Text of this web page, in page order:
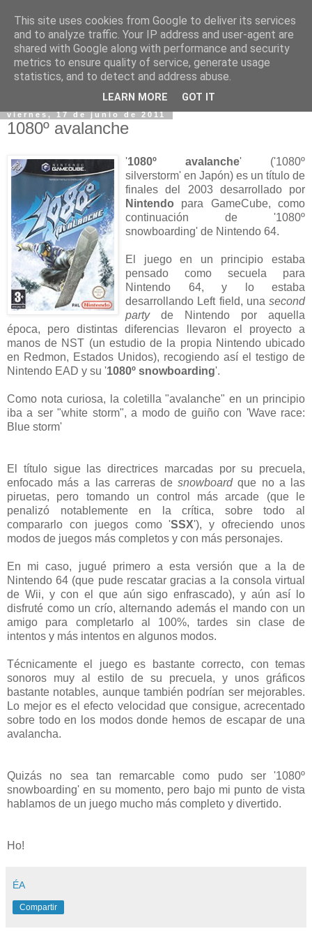
viernes, 17 de junio de 2011
1080º avalanche
'1080º avalanche' ('1080º
silverstorm' en Japón) es un título de
finales del 2003 desarrollado por
Nintendo para GameCube, como
continuación de '1080º
snowboarding' de Nintendo 64.
El juego en un principio estaba
pensado como secuela para
Nintendo 64, y lo estaba
desarrollando Left field, una second
party de Nintendo por aquella
época, pero distintas diferencias llevaron el proyecto a
manos de NST (un estudio de la propia Nintendo ubicado
en Redmon, Estados Unidos), recogiendo así el testigo de
Nintendo EAD y su '1080º snowboarding'.
Como nota curiosa, la coletilla "avalanche" en un principio
iba a ser "white storm", a modo de guiño con 'Wave race:
Blue storm'
El título sigue las directrices marcadas por su precuela,
enfocado más a las carreras desnowboardque no a las
piruetas, pero tomando un control más arcade (que le
penalizó notablemente en la crítica, sobre todo al
compararlo con juegos como 'SSX'), y ofreciendo unos
modos de juegos más completos y con más personajes.
En mi caso, jugué primero a esta versión que a la de
Nintendo 64 (que pude rescatar gracias a la consola virtual
de Wii, y con el que aún sigo enfrascado), y aún así lo
disfruté como un crío, alternando además el mando con un
amigo para completarlo al 100%, tardes sin clase de
intentos y más intentos en algunos modos.
Técnicamente el juego es bastante correcto, con temas
sonoros muy al estilo de su precuela, y unos gráficos
bastante notables, aunque también podrían ser mejorables.
Lo mejor es el efecto velocidad que consigue, acrecentado
sobre todo en los modos donde hemos de escapar de una
avalancha.
Quizás no sea tan remarcable como pudo ser '1080º
snowboarding' en su momento, pero bajo mi punto de vista
hablamos de un juego mucho más completo y divertido.
Ho!
ÉA
Compartir
This site uses cookies from Google to deliver its services
and to analyze traffic. Your IP address and user-agent are
shared with Google along with performance and security
metrics to ensure quality of service, generate usage
statistics, and to detect and address abuse.
LEARN MORE GOT IT